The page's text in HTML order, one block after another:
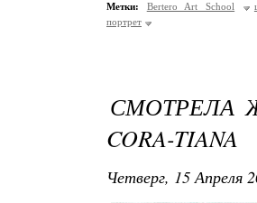
Метки: Bertero Art School
портрет
СМОТРЕЛА
CORA-TIANA
Четверг, 15 Апреля